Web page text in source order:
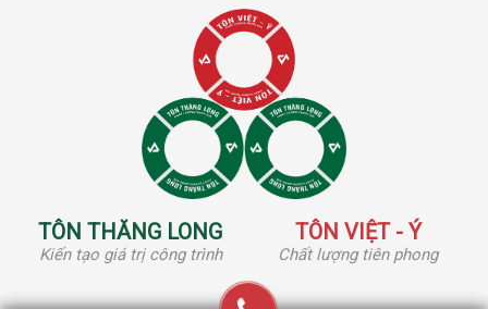
TÔN THĂNG LONG
Kiến tạo giá trị công trình
TÔN VIỆT - Ý
Chất lượng tiên phong